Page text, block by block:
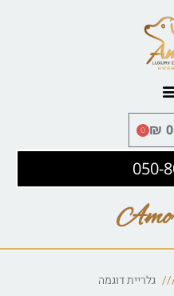
₪
0
050-
גלריית דוגמה